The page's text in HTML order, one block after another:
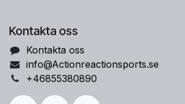
Kontakta oss
Kontakta oss
info@Actionreactionsports.se
+46855380890